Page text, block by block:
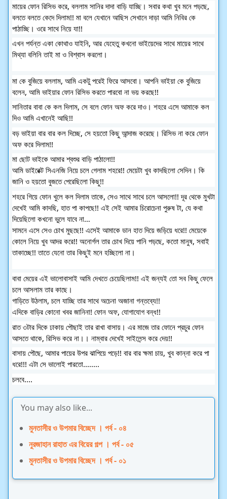
মায়ের ফোন রিসিভ করে, বললাম সানির দাদা বাড়ি যাচ্ছি। সবার কথা খুব মনে পড়ছে,
বলতে বলতে কেদে দিলাম!! মা বলে যেখানে আছিস সেখানে দাড়া আমি নিবির কে
পাঠাচ্ছি। ওরে সাথে নিয়ে যা!!
এখন পর্যন্ত একা কোথাও যাইনি, আর যেহেতু কখনো ভাইয়েদের সাথে মায়ের সাথে
মিথ্যা বলিনি তাই মা ও বিশ্বাস করলো।
মা কে বুজিয়ে বললাম, আমি একটু পরেই ফিরে আসবো। আপনি ভাইয়া কে বুজিয়ে
বলেন, আমি ভাইয়ার ফোন রিসিভ করতে পারবো না ভয় করছে!!
সানিতার বাবা কে কল দিলাম, সে বলে ফোন অফ করে দাও। শহরে এসে আমাকে কল
দিও আমি এখানেই আছি!!
বড় ভাইয়া বার বার কল দিচ্ছে, সে হয়তো কিছু আন্দাজ করেছে। রিসিভ না করে ফোন
অফ করে দিলাম!!
মা ছোট ভাইকে আমার শ্বশুর বাড়ি পাঠালো!!
আমি ডাইরেক্ট সিএনজি নিয়ে চলে গেলাম শহরে!! মেয়েটা খুব কাদছিলো সেদিন। কি
জানি ও হয়তো বুজতে পেরেছিলো কিছু!!
শহরে গিয়ে ফোন খুলে কল দিলাম তাকে, সেও সাথে সাথে চলে আসলো!! দূর থেকে মুখটা
দেখেই আমি কাদছি, হাত পা কাপছে!! এই সেই আমার চিরোচেনা পুরুষ টা, যে কথা
দিয়েছিলো কখনো ভুলে যাবে না…
সামনে এসে সেও চোখ মুছছে!! এসেই আমাকে ডান হাত দিয়ে জড়িয়ে ধরে!! মেয়েকে
কোলে নিয়ে খুব আদর করে!! অনোর্গল তার চোখ দিয়ে পানি পড়ছে, কতো মানুষ, সবাই
তাকাচ্ছে!! তাতে যেনো তার কিছুই মনে হচ্ছিলো না।
বাবা মেয়ের এই ভালোবাসাই আমি দেখতে চেয়েছিলাম!! এই জন্যই তো সব কিছু ফেলে
চলে আসলাম তার কাছে।
গাড়িতে উঠলাম, চলে যাচ্ছি তার সাথে অচেনা অজানা গন্তব্যে!!
এদিকে বাড়ির কোনো খবর জানিনা! ফোন অফ, যোগাযোগ বন্ধ!!
রাত ৩টার দিকে ঢাকায় পৌছাই তার রাখা বাসায়। এর মাজে তার ফোনে প্রচুর ফোন
আসতে থাকে, রিসিভ করে না।। নাম্বার দেখেই সাইলেন্স করে দেয়!!
বাসায় পৌছে, আমার পায়ের উপর ঝাপিয়ে পড়ে!! বার বার ক্ষমা চায়, খুব কান্না করে পা
ধরে!!! এটা সে ভালোই পারতো........
চলবে....
You may also like...
মুনতাসীর ও উপমার বিচ্ছেদ । পর্ব - ০৪
নুরজাহান রাহাত এর বিয়ের গল্প । পর্ব - ০৫
মুনতাসীর ও উপমার বিচ্ছেদ । পর্ব - ০১